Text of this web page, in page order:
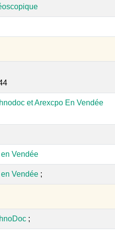
et Arexcpo En Vendée
Vendée
Vendée ;
;